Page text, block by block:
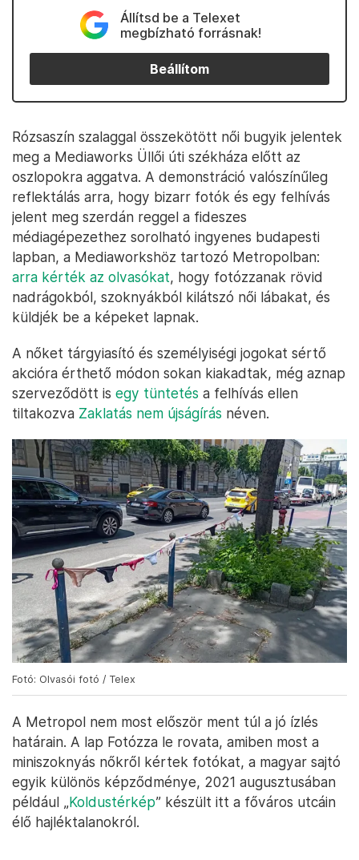
Állítsd be a Telexet
megbízható forrásnak!
Beállítom
Rózsaszín szalaggal összekötött női bugyik jelentek
meg a Mediaworks Üllői úti székháza előtt az
oszlopokra aggatva. A demonstráció valószínűleg
reflektálás arra, hogy bizarr fotók és egy felhívás
jelent meg szerdán reggel a fideszes
médiagépezethez sorolható ingyenes budapesti
lapban, a Mediaworkshöz tartozó Metropolban:
arra kérték az olvasókat, hogy fotózzanak rövid
nadrágokból, szoknyákból kilátszó női lábakat, és
küldjék be a képeket lapnak.
A nőket tárgyiasító és személyiségi jogokat sértő
akcióra érthető módon sokan kiakadtak, még aznap
szerveződött is egy tüntetés a felhívás ellen
tiltakozva Zaklatás nem újságírás néven.
Fotó: Olvasói fotó / Telex
A Metropol nem most először ment túl a jó ízlés
határain. A lap Fotózza le rovata, amiben most a
miniszoknyás nőkről kértek fotókat, a magyar sajtó
egyik különös képződménye, 2021 augusztusában
például „Koldustérkép” készült itt a főváros utcáin
élő hajléktalanokról.